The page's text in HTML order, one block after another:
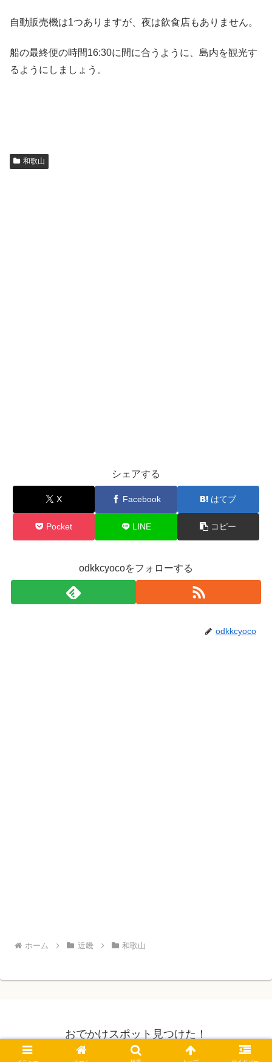
自動販売機は1つありますが、夜は飲食店もありません。
船の最終便の時間16:30に間に合うように、島内を観光す
るようにしましょう。
和歌山
シェアする
X Facebook はてブ
Pocket LINE コピー
odkkcyocoをフォローする
odkkcyoco
ホーム 近畿 和歌山
おでかけスポット見つけた！
© 2019 おでかけスポット見つけた！.